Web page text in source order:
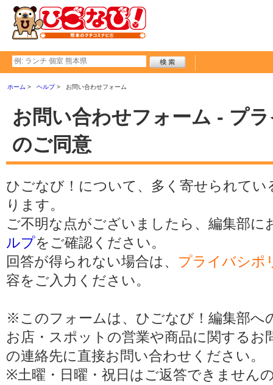
ホーム ヘルプ お問い合わせフォーム
お問い合わせフォーム - プ
のご同意
ひごなび！について、多く寄せられてい
ります。
ご不明な点がございましたら、編集部
ルプをご確認ください。
回答が得られない場合は、 プライバシポ
容をご入力ください。
※このフォームは、ひごなび！編集部へ
お店・スポットの営業や商品に関する
の連絡先に直接お問い合わせください。
※土曜・日曜・祝日はご返答できません